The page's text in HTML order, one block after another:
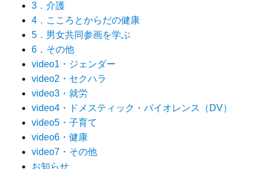
3．介護
4．こころとからだの健康
5．男女共同参画を学ぶ
6．その他
video1・ジェンダー
video2・セクハラ
video3・就労
video4・ドメスティック・バイオレンス（DV）
video5・子育て
video6・健康
video7・その他
お知らせ